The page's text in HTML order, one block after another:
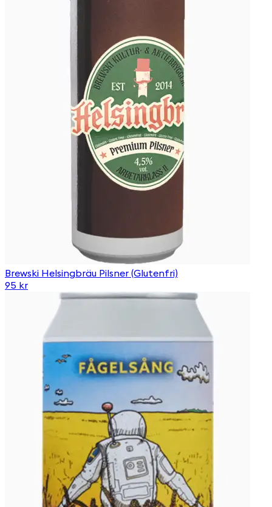
Brewski Helsingbräu Pilsner (Glutenfri)
95 kr